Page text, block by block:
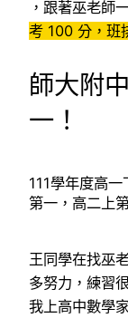
，跟著巫老師
考 100 分，班
師大附
一！
111學年度高
第一，高二上
王同學在找巫
多努力，練習
我上高中數學